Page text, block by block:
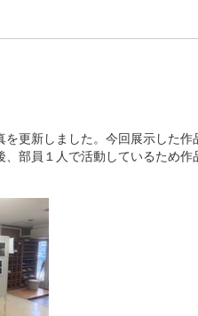
更新しました。今回展示した
部員１人で活動しているため